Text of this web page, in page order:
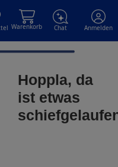
Warenkorb Chat Anmelden
Hoppla, da
ist etwas